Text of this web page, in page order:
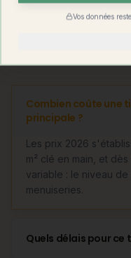
Découvrirle studio
Combien coûte une
principale ?
Les prix 2026
m² clé en main, et
variable : le niveau
menuiseries.
Quels délais pour ce
Vos données